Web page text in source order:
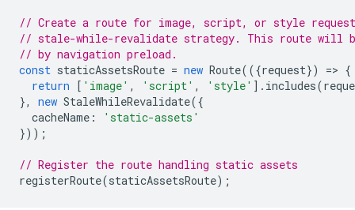
// Create a route for image, script, or style
// stale-while-revalidate strategy. This route will
// by navigation preload.
const staticAssetsRoute = new Route(({request}) => {
return
[ 'image' , 'script' , 'style' ]. includes(
},
new StaleWhileRevalidate({
cacheName :
'static-assets'
}));
// Register the route handling static assets
registerRoute(staticAssetsRoute);